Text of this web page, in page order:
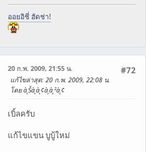
ออยอิชี่ ฮัดช่า!
#72
20 ก.พ. 2009, 21:55 น.
แก้ไขล่าสุด: 20 ก.พ. 2009, 22:08 น.
โดย à¸Šà¸­à¸¢à¸­à¸²à¸¢
เบิ้ลครับ
แก้ไขแขน บูบู้ใหม่